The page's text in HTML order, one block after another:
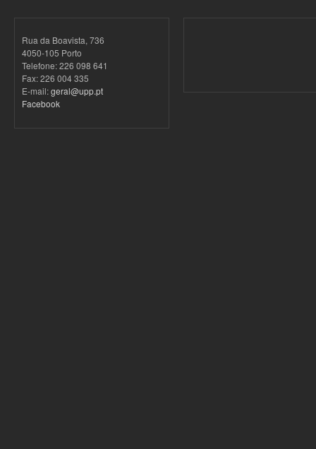
Rua da Boavista, 736
4050-105 Porto
Telefone: 226 098 641
Fax: 226 004 335
E-mail:geral@upp.pt
Facebook